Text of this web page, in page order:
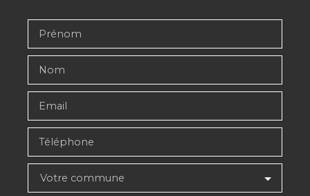
Prénom
Nom
Email
Téléphone
Votre commune